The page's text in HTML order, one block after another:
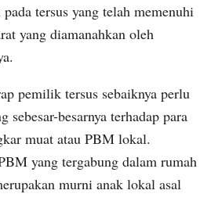
tersus yang telah memenuhi
yang diamanahkan oleh
pemilik tersus sebaiknya perlu
sebesar-besarnya terhadap para
muat atau PBM lokal.
yang tergabung dalam rumah
murni anak lokal asal